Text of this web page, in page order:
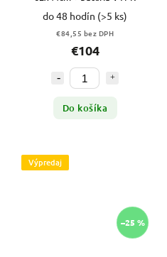
do 48 hodín (>5 ks)
€84,55 bez DPH
€104
Do košíka
Výpredaj
–25 %